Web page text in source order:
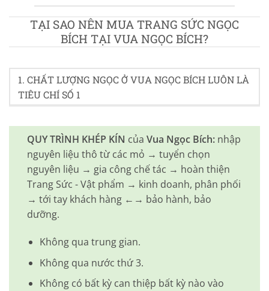
TẠI SAO NÊN MUA TRANG SỨC NGỌC
BÍCH TẠI VUA NGỌC BÍCH?
1. CHẤT LƯỢNG NGỌC Ở VUA NGỌC BÍCH LUÔN LÀ
TIÊU CHÍ SỐ 1
QUY TRÌNH KHÉP KÍN của Vua Ngọc Bích: nhập
nguyên liệu thô từ các mỏ → tuyển chọn
nguyên liệu → gia công chế tác → hoàn thiện
Trang Sức - Vật phẩm → kinh doanh, phân phối
→ tới tay khách hàng ←→ bảo hành, bảo
dưỡng.
Không qua trung gian.
Không qua nước thứ 3.
Không có bất kỳ can thiệp bất kỳ nào vào